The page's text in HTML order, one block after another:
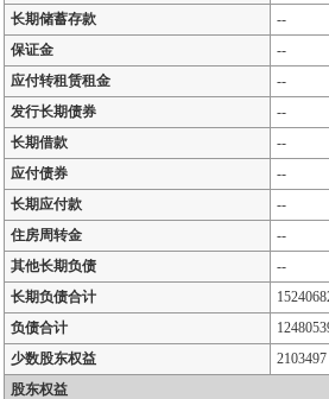
长期储蓄存款
--
保证金
--
应付转租赁租金
--
发行长期债券
--
长期借款
--
应付债券
--
长期应付款
--
住房周转金
--
其他长期负债
--
长期负债合计
负债合计
少数股东权益
2103497
股东权益